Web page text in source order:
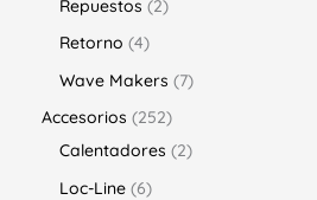
Repuestos
2
Retorno 4
Wave Makers
7
Accesorios
252
Calentadores
2
Loc-Line 6